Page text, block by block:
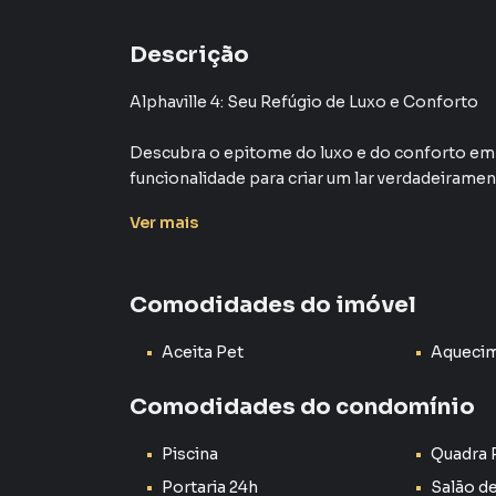
Descrição
Alphaville 4: Seu Refúgio de Luxo e Conforto
Descubra o epitome do luxo e do conforto
funcionalidade para criar um lar
para oferecer o máximo de conforto e
dia.
Ampla Área de Construção
suficiente para criar a casa dos seus sonhos.
garantindo uma experiência de vida que
Ver mais
Comodidades do imóvel
Aceita Pet
Comodidades do condomínio
Piscina Quadra
Portaria 24h
Salão